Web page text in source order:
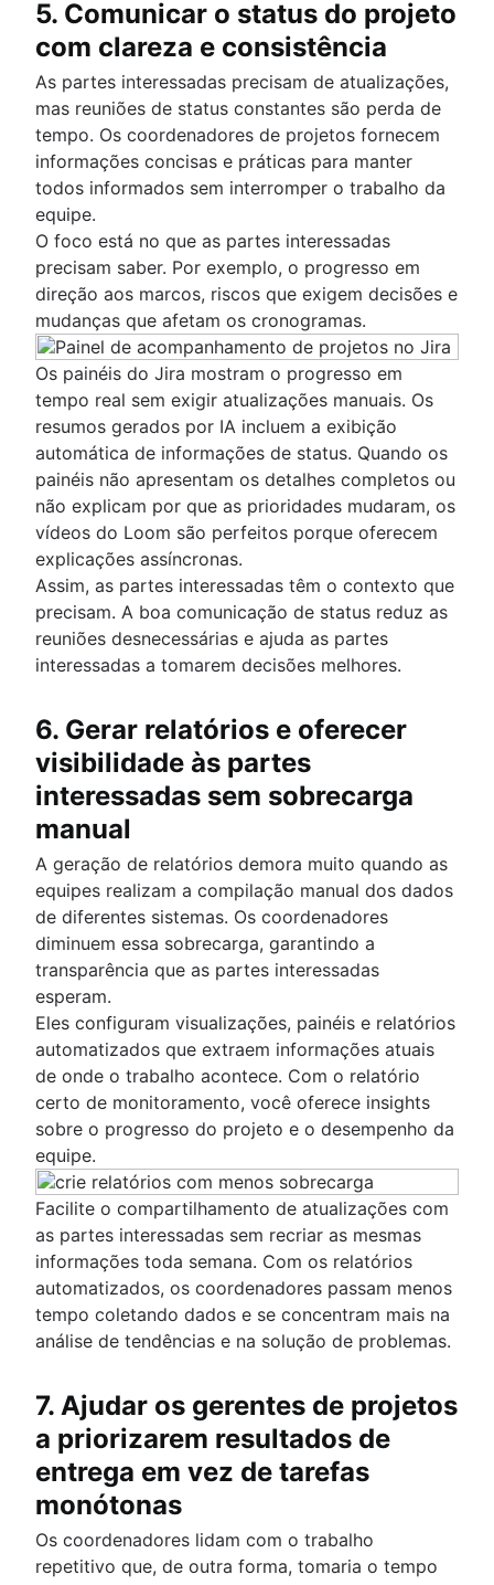
5. Comunicar o status do projeto
com clareza e consistência
As partes interessadas precisam de atualizações,
mas reuniões de status constantes são perda de
tempo. Os coordenadores de projetos fornecem
informações concisas e práticas para manter
todos informados sem interromper o trabalho da
equipe.
O foco está no que as partes interessadas
precisam saber. Por exemplo, o progresso em
direção aos marcos, riscos que exigem decisões e
mudanças que afetam os cronogramas.
Os painéis do Jira mostram o progresso em
tempo real sem exigir atualizações manuais. Os
resumos gerados por IA incluem a exibição
automática de informações de status. Quando os
painéis não apresentam os detalhes completos ou
não explicam por que as prioridades mudaram, os
vídeos do Loom são perfeitos porque oferecem
explicações assíncronas.
Assim, as partes interessadas têm o contexto que
precisam. A boa comunicação de status reduz as
reuniões desnecessárias e ajuda as partes
interessadas a tomarem decisões melhores.
6. Gerar relatórios e oferecer
visibilidade às partes
interessadas sem sobrecarga
manual
A geração de relatórios demora muito quando as
equipes realizam a compilação manual dos dados
de diferentes sistemas. Os coordenadores
diminuem essa sobrecarga, garantindo a
transparência que as partes interessadas
esperam.
Eles configuram visualizações, painéis e relatórios
automatizados que extraem informações atuais
de onde o trabalho acontece. Com o relatório
certo de monitoramento, você oferece insights
sobre o progresso do projeto e o desempenho da
equipe.
Facilite o compartilhamento de atualizações com
as partes interessadas sem recriar as mesmas
informações toda semana. Com os relatórios
automatizados, os coordenadores passam menos
tempo coletando dados e se concentram mais na
análise de tendências e na solução de problemas.
7. Ajudar os gerentes de projetos
a priorizarem resultados de
entrega em vez de tarefas
monótonas
Os coordenadores lidam com o trabalho
repetitivo que, de outra forma, tomaria o tempo